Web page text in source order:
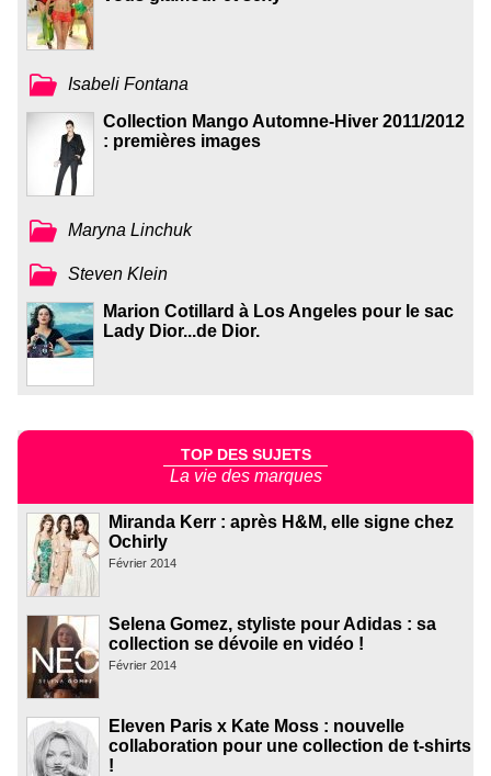
Isabeli Fontana
Collection Mango Automne-Hiver 2011/2012
: premières images
Maryna Linchuk
Steven Klein
Marion Cotillard à Los Angeles pour le sac
Lady Dior...de Dior.
TOP DES SUJETS
La vie des marques
Miranda Kerr : après H&M, elle signe chez
Ochirly
Février 2014
Selena Gomez, styliste pour Adidas : sa
collection se dévoile en vidéo !
Février 2014
Eleven Paris x Kate Moss : nouvelle
collaboration pour une collection de t-shirts
!